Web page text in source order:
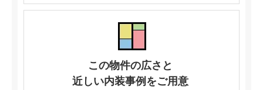
この物件の広さと
近しい内装事例をご用意